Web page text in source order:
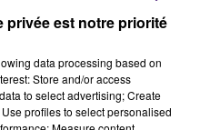
sur l’A20 à Limoges : un nouvel
privée est notre priorité
data processing based on
Store and/or access
to select advertising; Create
profiles to select personalised